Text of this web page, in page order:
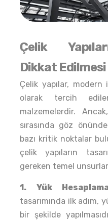
Çelik
Dikkat
Çelik yapılar,
olarak tercih
malzemelerdir.
sırasında göz
bazı kritik noktalar
çelik yapıların
gereken temel
1. Yük
tasarımında ilk adım,
bir şekilde